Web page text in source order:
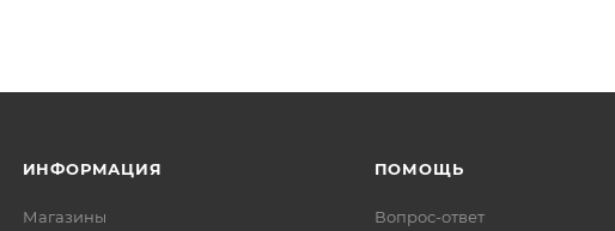
ИНФОРМАЦИЯ
Магазины
ПОМОЩЬ
Вопрос-ответ